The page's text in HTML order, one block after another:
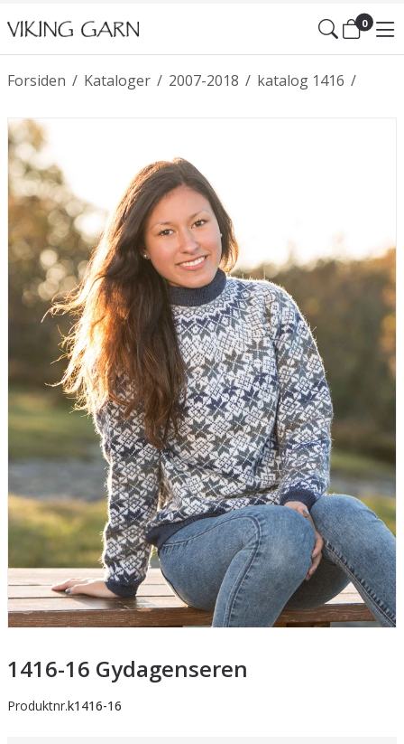
0
/
Forsiden /
Kataloger /
2007-2018 /
katalog 1416
1416-16 Gydagenseren
Produktnr.k1416-16